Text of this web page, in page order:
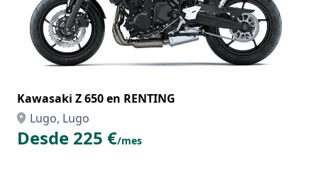
Kawasaki Z 650 en RENTING
Lugo, Lugo
Desde 225 €/mes